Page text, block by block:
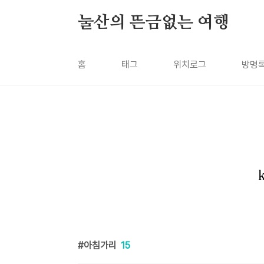
눌산의 뜬금없는 여행
홈 태그 위치로그 방명
아침가리 15